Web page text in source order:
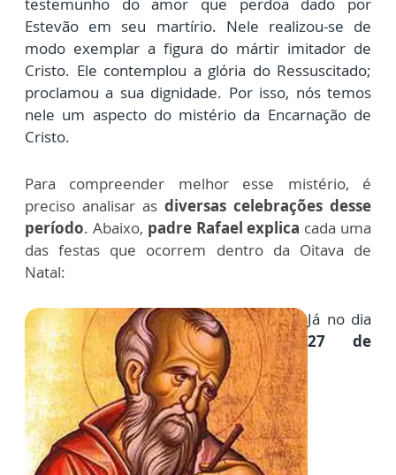
testemunho do amor que perdoa dado por
Estevão em seu martírio. Nele realizou-se de
modo exemplar a figura do mártir imitador de
Cristo. Ele contemplou a glória do Ressuscitado;
proclamou a sua dignidade. Por isso, nós temos
nele um aspecto do mistério da Encarnação de
Cristo.
Para compreender melhor esse mistério, é
preciso analisar as diversas celebrações desse
período. Abaixo, padre Rafael explica cada uma
das festas que ocorrem dentro da Oitava de
Natal:
Já no dia
27 de